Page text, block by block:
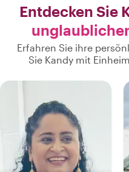
Entdecken Sie
Erfahren Sie ihre
Sie Kandy mit